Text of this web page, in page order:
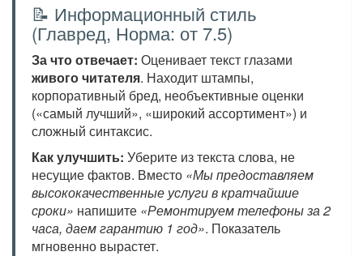
📝 Информационный стиль
(Главред, Норма: от 7.5)
За что отвечает: Оценивает текст глазами
живого читателя. Находит штампы,
корпоративный бред, необъективные оценки
(«самый лучший», «широкий ассортимент») и
сложный синтаксис.
Как улучшить: Уберите из текста слова, не
несущие фактов. Вместо «Мы предоставляем
высококачественные услуги в кратчайшие
сроки» напишите «Ремонтируем телефоны за 2
часа, даем гарантию 1 год». Показатель
мгновенно вырастет.